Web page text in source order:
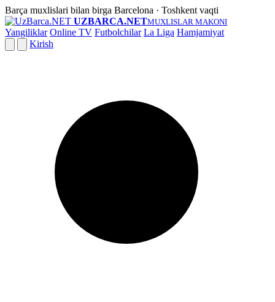
Barça muxlislari bilan birga Barcelona · Toshkent vaqti
UZBARCA.NETMUXLISLAR MAKONI
Yangiliklar Online TV Futbolchilar La Liga Hamjamiyat
Kirish